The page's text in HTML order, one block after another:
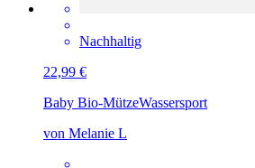
Nachhaltig
22,99 €
Baby Bio-MützeWassersport
von Melanie L